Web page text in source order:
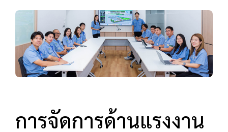
การจัดการด้านแรงงาน